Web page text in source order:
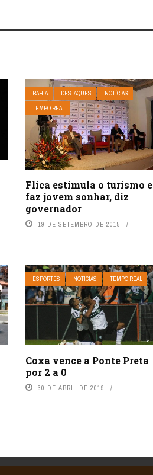
BAHIA DESTAQUES
NOTÍCIAS
TEMPO REAL
Flica estimula o turismo e
faz jovem sonhar, diz
governador
19 DE SETEMBRO DE 2015
ESPORTES NOTÍCIAS TEMPO REAL
Coxa vence a Ponte Preta
por 2 a 0
30 DE ABRIL DE 2019